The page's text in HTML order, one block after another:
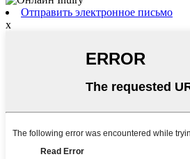
Отправить электронное письмо
x